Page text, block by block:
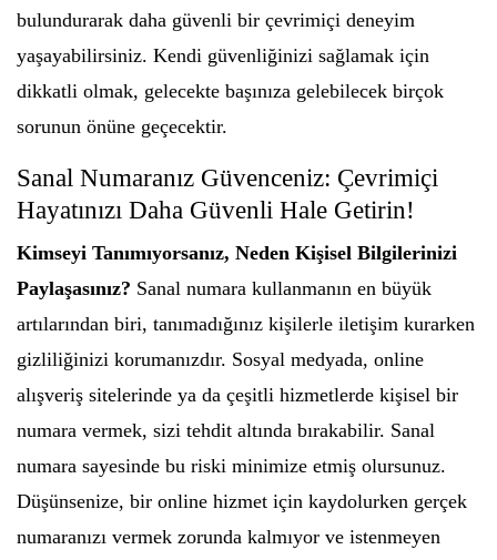
bulundurarak daha güvenli bir çevrimiçi deneyim
yaşayabilirsiniz. Kendi güvenliğinizi sağlamak için
dikkatli olmak, gelecekte başınıza gelebilecek birçok
sorunun önüne geçecektir.
Sanal Numaranız Güvenceniz: Çevrimiçi
Hayatınızı Daha Güvenli Hale Getirin!
Kimseyi Tanımıyorsanız, Neden Kişisel Bilgilerinizi
Paylaşasınız? Sanal numara kullanmanın en büyük
artılarından biri, tanımadığınız kişilerle iletişim kurarken
gizliliğinizi korumanızdır. Sosyal medyada, online
alışveriş sitelerinde ya da çeşitli hizmetlerde kişisel bir
numara vermek, sizi tehdit altında bırakabilir. Sanal
numara sayesinde bu riski minimize etmiş olursunuz.
Düşünsenize, bir online hizmet için kaydolurken gerçek
numaranızı vermek zorunda kalmıyor ve istenmeyen